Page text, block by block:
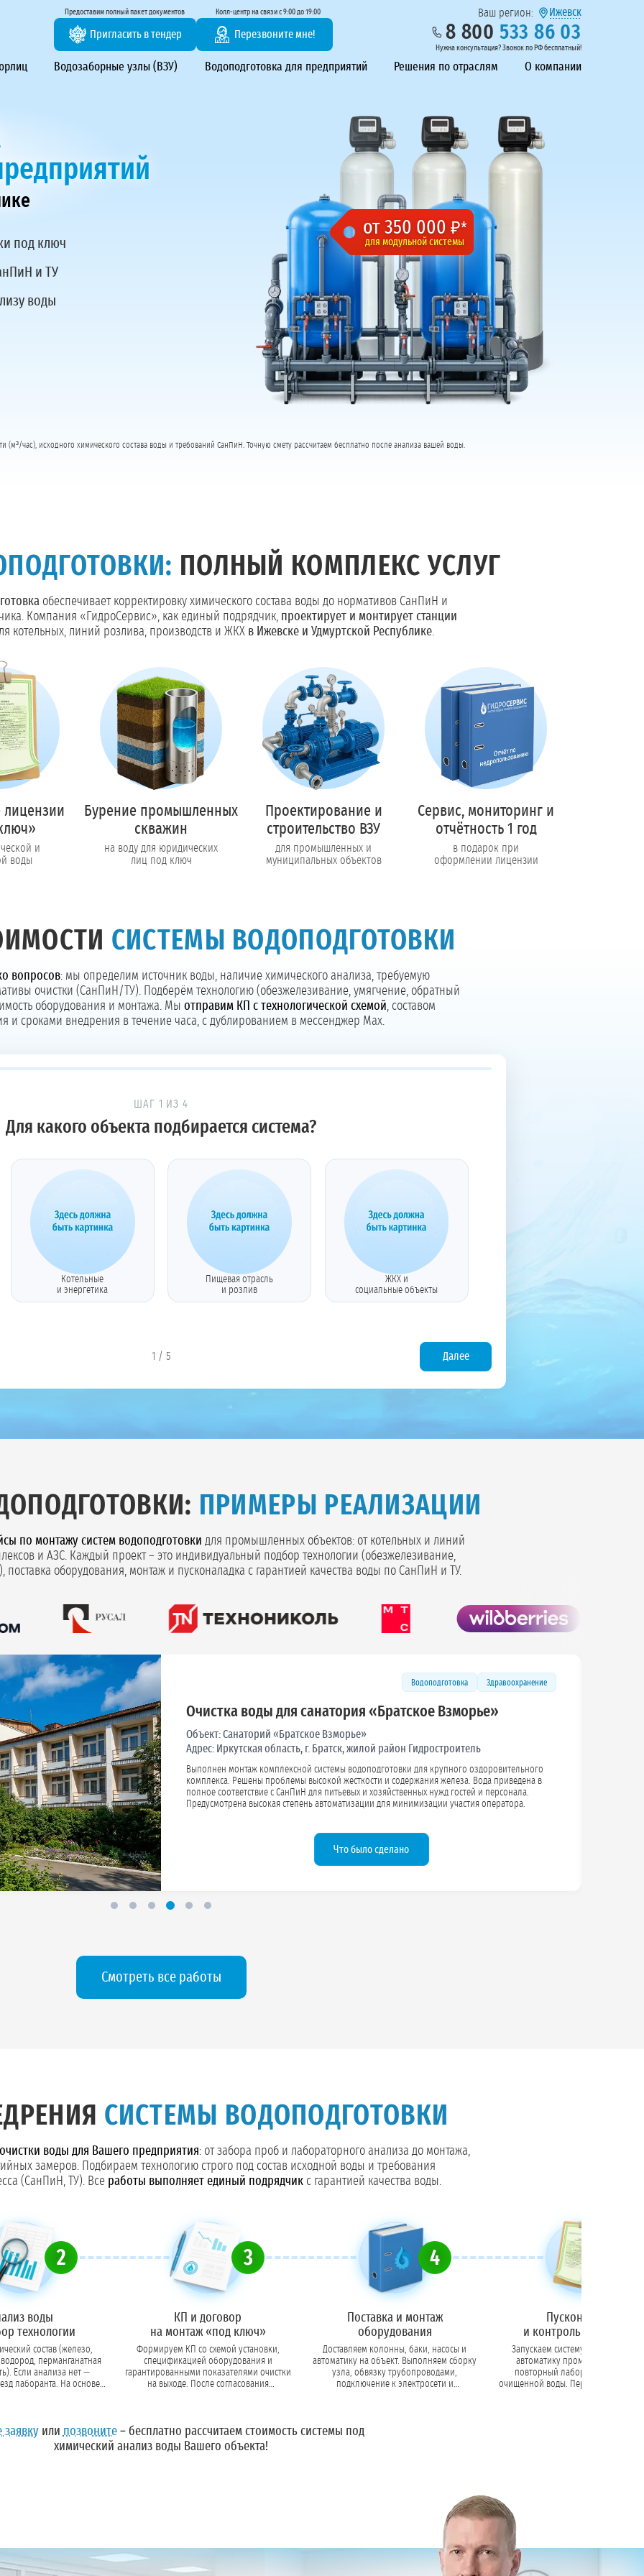
Предоставим полный пакет документов
Пригласить в тендер
Колл-центр на связи с 9:00 до 19:00
Перезвоните мне!
Ваш регион: Ижевск
8 800 533 86 03
Нужна консультация? Звонок по РФ бесплатный!
ВЗУ, системы водоподготовки
Водозаборные узлы (ВЗУ) Водоподготовка для предприятий Решения по отраслям О компании
под ключ
и ТУ
воды
от 350 000 ₽*
для модульной системы
(м³/час), исходного химического состава воды и требований СанПиН. Точную смету рассчитаем бесплатно после анализа вашей воды.
ПОЛНЫЙ КОМПЛЕКС УСЛУГ
обеспечивает корректировку химического состава воды до нормативов СанПиН и
Компания «ГидроСервис», как единый подрядчик, проектирует и монтирует станции
котельных, линий розлива, производств и ЖКХ в Ижевске и Удмуртской Республике.
лицензии
и
воды
Бурение промышленных
скважин
на воду для юридических
лиц под ключ
Проектирование и
строительство ВЗУ
для промышленных и
муниципальных объектов
Сервис, мониторинг и
отчётность 1 год
в подарок при
оформлении лицензии
Предоставим полный пакет документов
Пригласить в тендер
Колл-центр на связи с 9:00 до 19:00
Перезвоните мне!
СИСТЕМЫ ВОДОПОДГОТОВКИ
вопросов: мы определим источник воды, наличие химического анализа, требуемую
очистки (СанПиН/ТУ). Подберём технологию (обезжелезивание, умягчение, обратный
оборудования и монтажа. Мы отправим КП с технологической схемой, составом
и сроками внедрения в течение часа, с дублированием в мессенджер Max.
ШАГ 1 ИЗ 4
Для какого объекта подбирается система?
Котельные
и энергетика
Пищевая отрасль
и розлив
ЖКХ и
социальные объекты
1 / 5 Далее
ПРИМЕРЫ РЕАЛИЗАЦИИ
по монтажу систем водоподготовки для промышленных объектов: от котельных и линий
и АЗС. Каждый проект – это индивидуальный подбор технологии (обезжелезивание,
поставка оборудования, монтаж и пусконаладка с гарантией качества воды по СанПиН и ТУ.
Водоподготовка Здравоохранение
Очистка воды для санатория «Братское Взморье»
Объект:Санаторий «Братское Взморье»
Адрес: Иркутская область, г. Братск, жилой район Гидростроитель
Выполнен монтаж комплексной системы водоподготовки для крупного оздоровительного
комплекса. Решены проблемы высокой жесткости и содержания железа. Вода приведена в
полное соответствие с СанПиН для питьевых и хозяйственных нужд гостей и персонала.
Предусмотрена высокая степень автоматизации для минимизации участия оператора.
Что было сделано
Смотреть все работы
СИСТЕМЫ ВОДОПОДГОТОВКИ
воды для Вашего предприятия: от забора проб и лабораторного анализа до монтажа,
замеров. Подбираем технологию строго под состав исходной воды и требования
(СанПиН, ТУ). Все работы выполняет единый подрядчикс гарантией качества воды.
2
воды
технологии
состав (железо,
перманганатная
Если анализа нет —
лаборанта. На основе
3
КП и договор
на монтаж «под ключ»
Формируем КП со схемой установки,
спецификацией оборудования и
гарантированными показателями очистки
на выходе. После согласования
4
Поставка и монтаж
оборудования
Доставляем колонны, баки, насосы и
автоматику на объект. Выполняем сборку
узла, обвязку трубопроводами,
подключение к электросети и
Пусконаладка
и контрольный анализ
Запускаем систему,
автоматику промывок.
повторный лабораторный
очищенной воды. Передаем заказчику акт
Оставьте заявкуили позвоните– бесплатно рассчитаем стоимость системы под
химический анализ воды Вашего объекта!